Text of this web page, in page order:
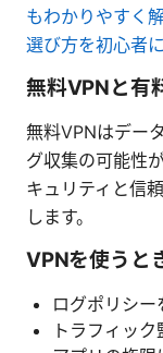
もわかりやすく
選び方を初心者
無料VPNと有
無料VPNはデー
グ収集の可能性
キュリティと信
します。
VPNを使うと
ログポリシー
トラフィッ